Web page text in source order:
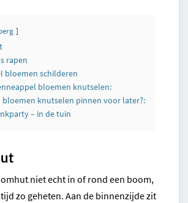
rapen
bloemen schilderen
bloemen knutselen:
bloemen knutselen pinnen voor later?:
– in de tuin
niet echt in of rond een boom,
zo geheten. Aan de binnenzijde zit